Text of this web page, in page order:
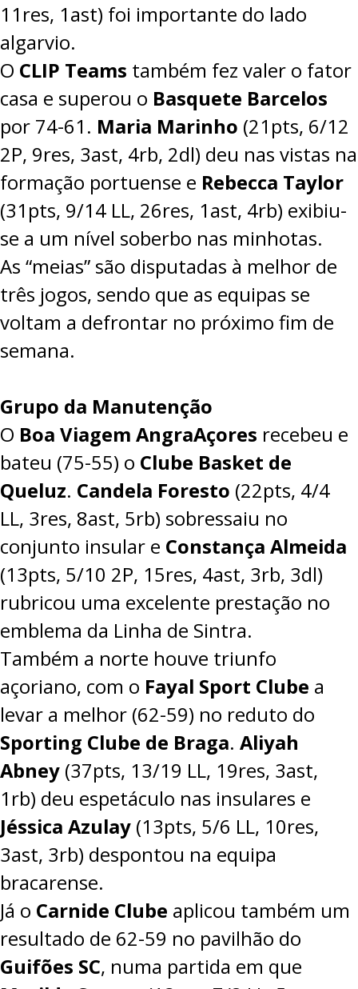
11res, 1ast) foi importante do lado
algarvio.
O CLIP Teams também fez valer o fator
casa e superou o Basquete Barcelos
por 74-61 . Maria Marinho (21pts, 6/12
2P, 9res, 3ast, 4rb, 2dl) deu nas vistas na
formação portuense e Rebecca Taylor
(31pts, 9/14 LL, 26res, 1ast, 4rb) exibiu-
se a um nível soberbo nas minhotas.
As “meias” são disputadas à melhor de
três jogos, sendo que as equipas se
voltam a defrontar no próximo fim de
semana.
Grupo da Manutenção
O Boa Viagem AngraAçores recebeu e
bateu (75-55) o Clube Basket de
Queluz. Candela Foresto (22pts, 4/4
LL, 3res, 8ast, 5rb) sobressaiu no
conjunto insular e Constança Almeida
(13pts, 5/10 2P, 15res, 4ast, 3rb, 3dl)
rubricou uma excelente prestação no
emblema da Linha de Sintra.
Também a norte houve triunfo
açoriano, com o Fayal Sport Clube a
levar a melhor (62-59) no reduto do
Sporting Clube de Braga. Aliyah
Abney (37pts, 13/19 LL, 19res, 3ast,
1rb) deu espetáculo nas insulares e
Jéssica Azulay (13pts, 5/6 LL, 10res,
3ast, 3rb) despontou na equipa
bracarense.
Já o Carnide Clube aplicou também um
resultado de 62-59 no pavilhão do
Guifões SC, numa partida em que